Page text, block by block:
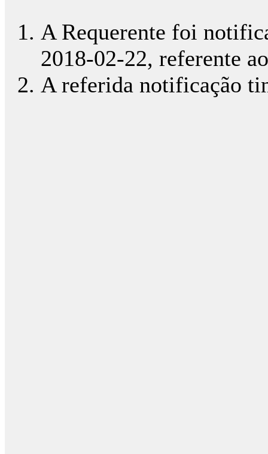
A Requerente foi
2018-02-22, referente
A referida notificação